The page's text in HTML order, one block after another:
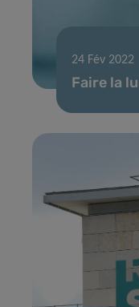
24 Fév 2022
Faire la